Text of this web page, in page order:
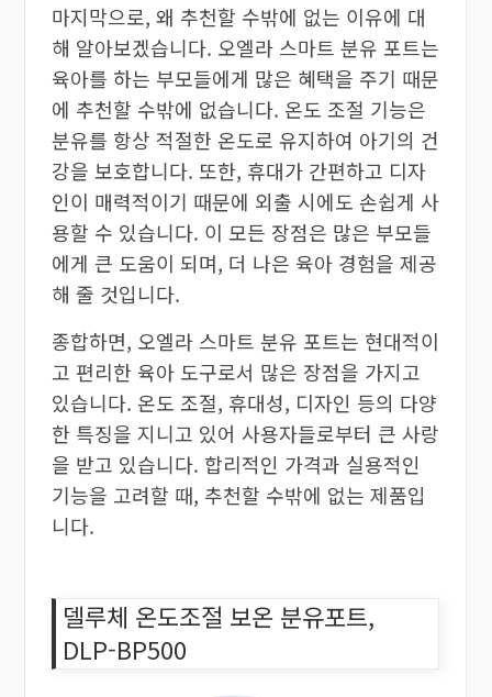
마지막으로, 왜 추천할 수밖에 없는 이유에 대
해 알아보겠습니다. 오엘라 스마트 분유 포트는
육아를 하는 부모들에게 많은 혜택을 주기 때문
에 추천할 수밖에 없습니다. 온도 조절 기능은
분유를 항상 적절한 온도로 유지하여 아기의 건
강을 보호합니다. 또한, 휴대가 간편하고 디자
인이 매력적이기 때문에 외출 시에도 손쉽게 사
용할 수 있습니다. 이 모든 장점은 많은 부모들
에게 큰 도움이 되며, 더 나은 육아 경험을 제공
해 줄 것입니다.
종합하면, 오엘라 스마트 분유 포트는 현대적이
고 편리한 육아 도구로서 많은 장점을 가지고
있습니다. 온도 조절, 휴대성, 디자인 등의 다양
한 특징을 지니고 있어 사용자들로부터 큰 사랑
을 받고 있습니다. 합리적인 가격과 실용적인
기능을 고려할 때, 추천할 수밖에 없는 제품입
니다.
델루체 온도조절 보온 분유포트,
DLP-BP500